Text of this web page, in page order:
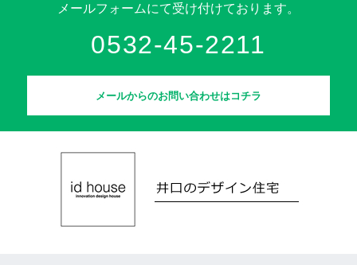
メールフォームにて受け付けております。
0532-45-2211
メールからのお問い合わせはコチラ